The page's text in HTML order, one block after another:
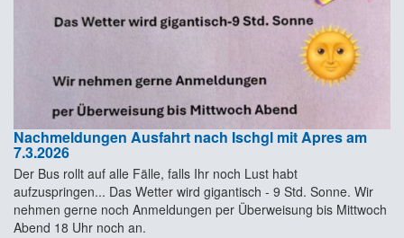
Nachmeldungen Ausfahrt nach Ischgl mit Apres am
7.3.2026
Der Bus rollt auf alle Fälle, falls Ihr noch Lust habt
aufzuspringen... Das Wetter wird gigantisch - 9 Std. Sonne. Wir
nehmen gerne noch Anmeldungen per Überweisung bis Mittwoch
Abend 18 Uhr noch an.